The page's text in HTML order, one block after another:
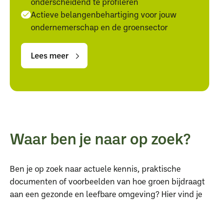
Actieve belangenbehartiging voor jouw
ondernemerschap en de groensector
meer
meer
Lees meer
Waar ben je naar op zoek?
Ben je op zoek naar actuele kennis, praktische
documenten of voorbeelden van hoe groen bijdraagt
aan een gezonde en leefbare omgeving? Hier vind je